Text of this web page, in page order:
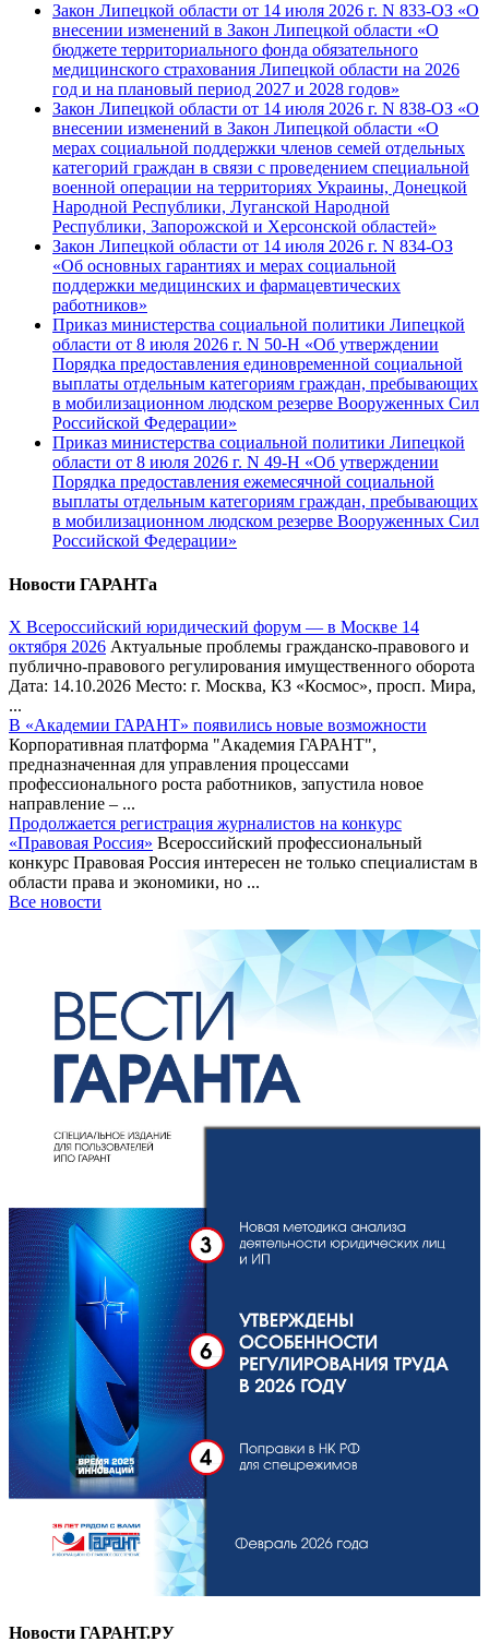
Закон Липецкой области от 14 июля 2026 г. N 833-ОЗ «О
внесении изменений в Закон Липецкой области «О
бюджете территориального фонда обязательного
медицинского страхования Липецкой области на 2026
год и на плановый период 2027 и 2028 годов»
Закон Липецкой области от 14 июля 2026 г. N 838-ОЗ «О
внесении изменений в Закон Липецкой области «О
мерах социальной поддержки членов семей отдельных
категорий граждан в связи с проведением специальной
военной операции на территориях Украины, Донецкой
Народной Республики, Луганской Народной
Республики, Запорожской и Херсонской областей»
Закон Липецкой области от 14 июля 2026 г. N 834-ОЗ
«Об основных гарантиях и мерах социальной
поддержки медицинских и фармацевтических
работников»
Приказ министерства социальной политики Липецкой
области от 8 июля 2026 г. N 50-Н «Об утверждении
Порядка предоставления единовременной социальной
выплаты отдельным категориям граждан, пребывающих
в мобилизационном людском резерве Вооруженных Сил
Российской Федерации»
Приказ министерства социальной политики Липецкой
области от 8 июля 2026 г. N 49-Н «Об утверждении
Порядка предоставления ежемесячной социальной
выплаты отдельным категориям граждан, пребывающих
в мобилизационном людском резерве Вооруженных Сил
Российской Федерации»
Новости ГАРАНТа
Х Всероссийский юридический форум — в Москве 14
октября 2026 Актуальные проблемы гражданско-правового и
публично-правового регулирования имущественного оборота
Дата: 14.10.2026 Место: г. Москва, КЗ «Космос», просп. Мира,
...
В «Академии ГАРАНТ» появились новые возможности
Корпоративная платформа "Академия ГАРАНТ",
предназначенная для управления процессами
профессионального роста работников, запустила новое
направление – ...
Продолжается регистрация журналистов на конкурс
«Правовая Россия» Всероссийский профессиональный
конкурс Правовая Россия интересен не только специалистам в
области права и экономики, но ...
Все новости
Новости ГАРАНТ.РУ